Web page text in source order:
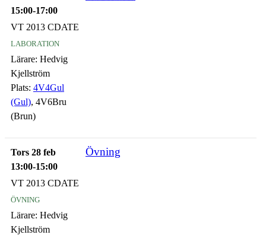
15:00-17:00
VT 2013 CDATE
laboration
Lärare: Hedvig
Kjellström
Plats: 4V4Gul
(Gul), 4V6Bru
(Brun)
Tors 28 feb
13:00-15:00
Övning
VT 2013 CDATE
övning
Lärare: Hedvig
Kjellström